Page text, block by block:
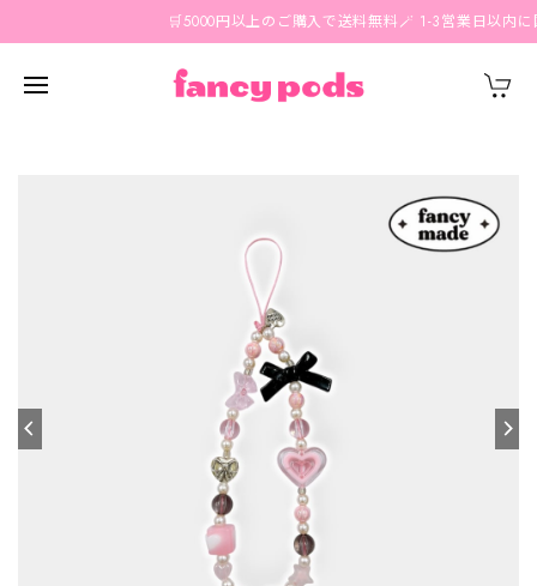
🛒5000円以上のご購入で送料無料🪄 1-3営業日以内に